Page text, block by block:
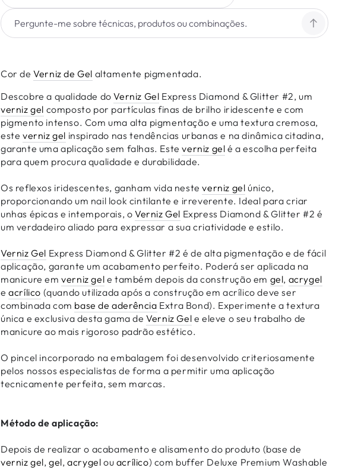
Cor deVerniz de Gel altamente pigmentada.
Descobre a qualidade doVerniz Gel Express Diamond & Glitter #2, um
verniz gel composto por partículas finas de brilho iridescente e com
pigmento intenso. Com uma alta pigmentação e uma textura cremosa,
este verniz gel inspirado nas tendências urbanas e na dinâmica citadina,
garante uma aplicação sem falhas. Esteverniz gel é a escolha perfeita
para quem procura qualidade e durabilidade.
Os reflexos iridescentes, ganham vida nesteverniz gel único,
proporcionando um nail look cintilante e irreverente. Ideal para criar
unhas épicas e intemporais, oVerniz Gel Express Diamond & Glitter #2 é
um verdadeiro aliado para expressar a sua criatividade e estilo.
Verniz Gel Express Diamond & Glitter #2 é de alta pigmentação e de fácil
aplicação, garante um acabamento perfeito. Poderá ser aplicada na
manicure emverniz gel e também depois da construção em gel, acrygel
eacrílico (quando utilizada após a construção em acrílico deve ser
combinada com base de aderência Extra Bond). Experimente a textura
única e exclusiva desta gama deVerniz Gel e eleve o seu trabalho de
manicure ao mais rigoroso padrão estético.
O pincel incorporado na embalagem foi desenvolvido criteriosamente
pelos nossos especialistas de forma a permitir uma aplicação
tecnicamente perfeita, sem marcas.
Método de aplicação:
Depois de realizar o acabamento e alisamento do produto (base de
verniz gel,gel,acrygel ou acrílico) com buffer Deluxe Premium Washable